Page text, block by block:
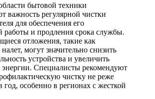
бытовой техники
важность регулярной чистки
для обеспечения его
работы и продления срока службы.
отложения, такие как
могут значительно снизить
устройства и увеличить
энергии. Специалисты рекомендуют
чистку не реже
год, особенно в регионах с жесткой